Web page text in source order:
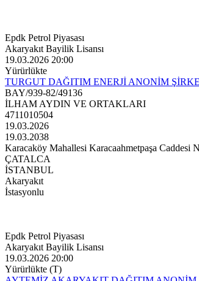
Epdk Petrol Piyasası
Akaryakıt Bayilik Lisansı
19.03.2026 20:00
Yürürlükte
TURGUT DAĞITIM ENERJİ ANONİM
BAY/939-82/49136
İLHAM AYDIN VE ORTAKLARI
4711010504
19.03.2026
19.03.2038
Karacaköy Mahallesi Karacaahmetpaşa Caddesi
ÇATALCA
İSTANBUL
Akaryakıt
İstasyonlu
Epdk Petrol Piyasası
Akaryakıt Bayilik Lisansı
19.03.2026 20:00
Yürürlükte (T)